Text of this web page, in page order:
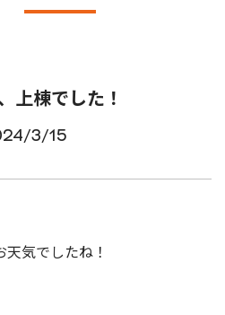
上棟でした！
3/15
気でしたね！